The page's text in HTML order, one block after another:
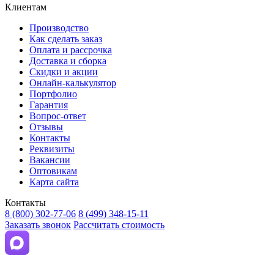
Клиентам
Производство
Как сделать заказ
Оплата и рассрочка
Доставка и сборка
Скидки и акции
Онлайн-калькулятор
Портфолио
Гарантия
Вопрос-ответ
Отзывы
Контакты
Реквизиты
Вакансии
Оптовикам
Карта сайта
Контакты
8 (800) 302-77-06 8 (499) 348-15-11
Заказать звонок Рассчитать стоимость